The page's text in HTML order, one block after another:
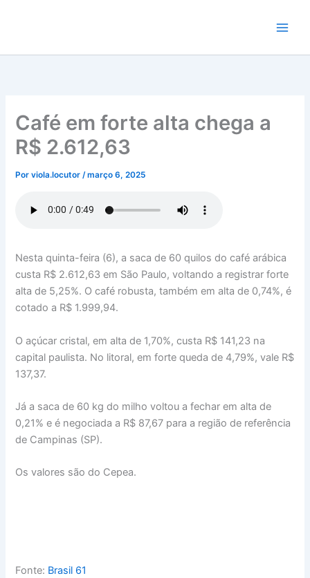
conteúdo
Café em forte alta chega a
R$ 2.612,63
Porviola.locutor/março 6, 2025
Nesta quinta-feira (6), a saca de 60 quilos do café arábica
custa R$ 2.612,63 em São Paulo, voltando a registrar forte
alta de 5,25%. O café robusta, também em alta de 0,74%, é
cotado a R$ 1.999,94.
O açúcar cristal, em alta de 1,70%, custa R$ 141,23 na
capital paulista. No litoral, em forte queda de 4,79%, vale R$
137,37.
Já a saca de 60 kg do milho voltou a fechar em alta de
0,21% e é negociada a R$ 87,67 para a região de referência
de Campinas (SP).
Os valores são do Cepea.
Fonte: Brasil 61